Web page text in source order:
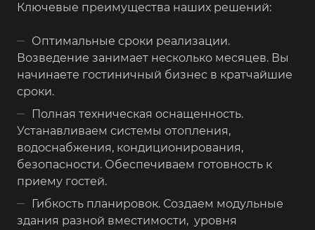
Ключевые преимущества наших решений:
Оптимальные сроки реализации.
Возведение занимает несколько месяцев. Вы
начинаете гостиничный бизнес в кратчайшие
сроки.
Полная техническая оснащенность.
Устанавливаем системы отопления,
водоснабжения, кондиционирования,
безопасности. Обеспечиваем готовность к
приему гостей.
Гибкость планировок. Создаем модульные
здания разной вместимости, уровня